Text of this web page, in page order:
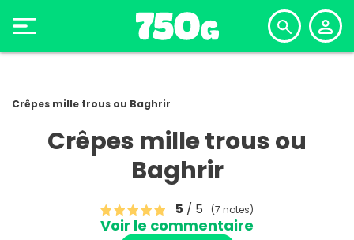
Crêpes mille trous ou Baghrir
Crêpes mille trous ou
Baghrir
5 / 5 (7 notes)
Voir le commentaire